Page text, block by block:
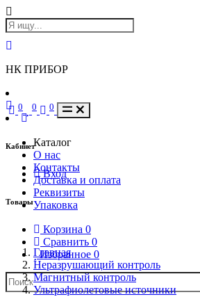
НК ПРИБОР
Кабинет
Вход
Товары
Корзина 0
Сравнить 0
Избранное 0
0 0 0
Каталог
О нас
Контакты
Доставка и оплата
Реквизиты
Упаковка
Главная
Неразрушающий контроль
Магнитный контроль
Ультрафиолетовые источники